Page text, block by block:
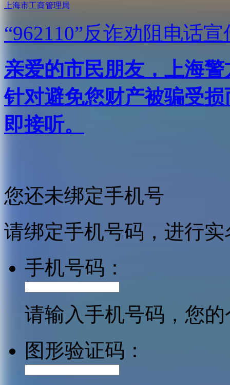
上海市工商管理局
“962110”反诈劝阻电话宣
亲爱的市民朋友，上海
针对避免您财产被骗受
即接听。
您还未绑定手机号
请绑定手机号码，进行
手机号码：
请输入手机号码，您
图形验证码：